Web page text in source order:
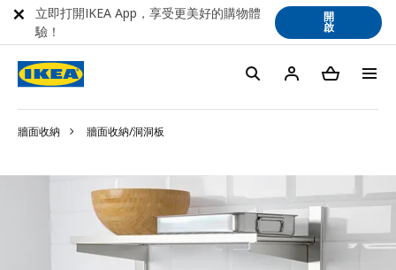
牆面收納 牆面收納/洞洞板
立即打開IKEA App，享受更美好的購物體
驗！
開
啟